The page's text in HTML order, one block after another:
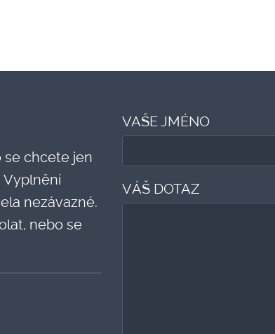
se chcete jen
Vyplnění
nezávazné.
nebo se
VAŠE JMÉNO
VÁŠ DOTAZ